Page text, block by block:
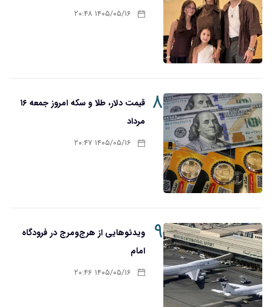
۱۴۰۵/۰۵/۱۶ ۲۰:۴۸
۸
قیمت دلار، طلا و سکه امروز جمعه ۱۶
مرداد
۱۴۰۵/۰۵/۱۶ ۲۰:۴۷
۹
ویدئوهایی از هرج‌ومرج در فرودگاه
امام
۱۴۰۵/۰۵/۱۶ ۲۰:۴۶